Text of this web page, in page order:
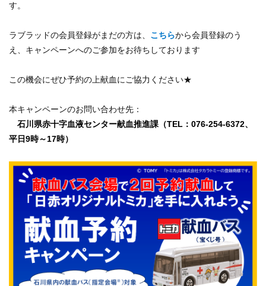
す。
ラブラッドの会員登録がまだの方は、 こちらから会員登録のう
え、キャンペーンへのご参加をお待ちしております
この機会にぜひ予約の上献血にご協力ください★
本キャンペーンのお問い合わせ先：
石川県赤十字血液センター献血推進課（TEL：076-254-6372、
平日9時～17時）